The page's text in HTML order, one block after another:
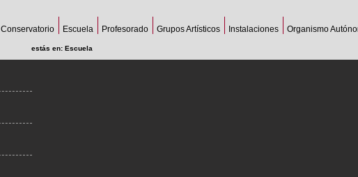
Conservatorio Escuela Profesorado Grupos Artísticos Instalaciones Organismo
estás en: Escuela